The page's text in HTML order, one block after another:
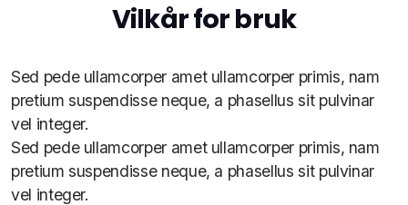
Vilkår for bruk
Sed pede ullamcorper amet ullamcorper primis, nam
pretium suspendisse neque, a phasellus sit pulvinar
vel integer.
Sed pede ullamcorper amet ullamcorper primis, nam
pretium suspendisse neque, a phasellus sit pulvinar
vel integer.